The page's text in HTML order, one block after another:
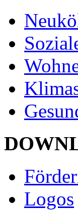
Logos